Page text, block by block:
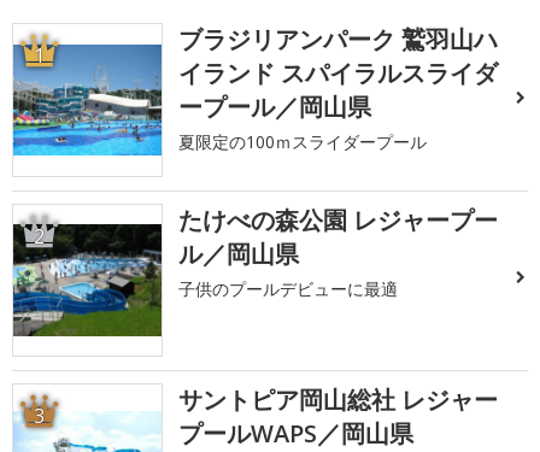
1
ブラジリアンパーク 鷲羽山ハ
イランド スパイラルスライダ
ープール／岡山県
夏限定の100ｍスライダープール
2
たけべの森公園 レジャープー
ル／岡山県
子供のプールデビューに最適
3
サントピア岡山総社 レジャー
プールWAPS／岡山県